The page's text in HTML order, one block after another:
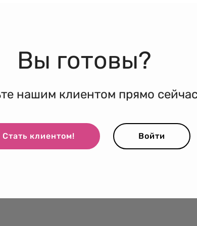
Вы готовы?
нашим клиентом прямо
Стать клиентом! Войти